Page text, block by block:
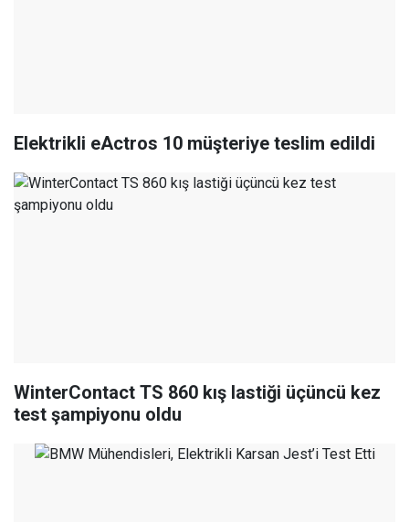
Elektrikli eActros 10 müşteriye teslim edildi
WinterContact TS 860 kış lastiği üçüncü kez
test şampiyonu oldu